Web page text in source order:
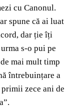
cu Canonul.
spune că ai luat
dar ție îți
s-o pui pe
mai mult timp
întrebuințare a
zece ani de